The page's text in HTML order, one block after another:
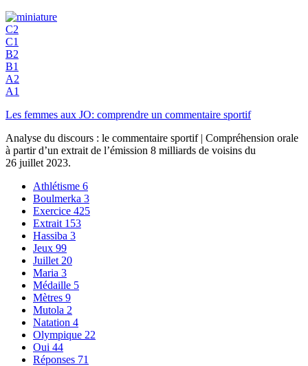
C2
C1
B2
B1
A2
A1
Les femmes aux JO: comprendre un commentaire sportif
Analyse du discours : le commentaire sportif | Compréhension orale
à partir d’un extrait de l’émission 8 milliards de voisins du
26 juillet 2023.
Athlétisme 6
Boulmerka 3
Exercice 425
Extrait 153
Hassiba 3
Jeux 99
Juillet 20
Maria 3
Médaille 5
Mètres 9
Mutola 2
Natation 4
Olympique 22
Oui 44
Réponses 71